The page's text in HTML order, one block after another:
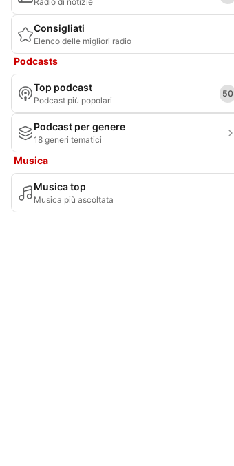
Consigliati
Elenco delle migliori radio
Podcasts
Top podcast
Podcast più popolari
50
Podcast per genere
18 generi tematici
Musica
Musica top
Musica più ascoltata